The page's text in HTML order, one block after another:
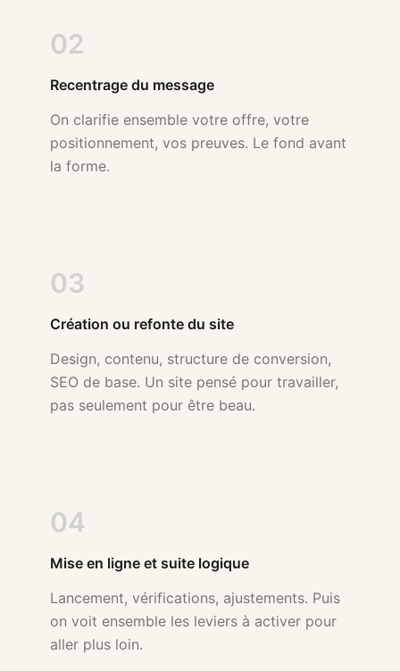
02
Recentrage du message
On clarifie ensemble votre offre, votre
positionnement, vos preuves. Le fond avant
la forme.
03
Création ou refonte du site
Design, contenu, structure de conversion,
SEO de base. Un site pensé pour travailler,
pas seulement pour être beau.
04
Mise en ligne et suite logique
Lancement, vérifications, ajustements. Puis
on voit ensemble les leviers à activer pour
aller plus loin.